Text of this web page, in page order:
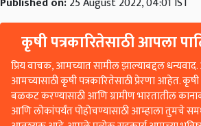
कृषी पत्रकारितेसाठी आपला
प्रिय वाचक, आमच्यात सामील झाल्याबद्दल
आमच्यासाठी कृषी पत्रकारितेसाठी प्रेरणा आहेत.
बळकट करण्यासाठी आणि ग्रामीण भारतातील
आणि लोकांपर्यंत पोहोचण्यासाठी आम्हाला तुमचे
आवश्यक आहे. आपले प्रत्येक सहकार्य आमच्या